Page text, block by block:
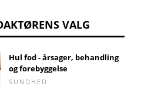
VALG
Hul fod - årsager, behandling
og forebyggelse
SUNDHED